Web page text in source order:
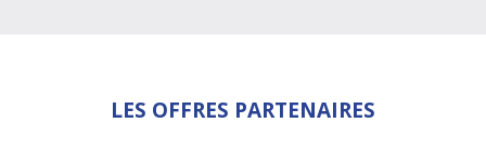
LES OFFRES PARTENAIRES